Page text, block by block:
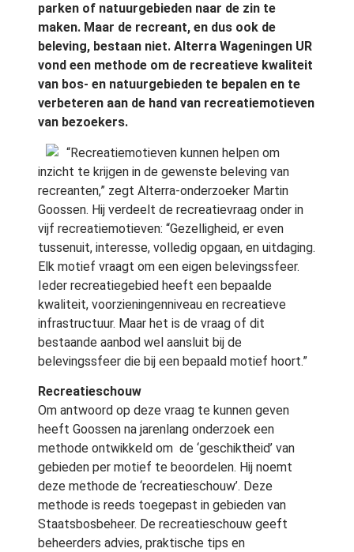
parken of natuurgebieden naar de zin te
maken. Maar de recreant, en dus ook de
beleving, bestaan niet. Alterra Wageningen UR
vond een methode om de recreatieve kwaliteit
van bos- en natuurgebieden te bepalen en te
verbeteren aan de hand van recreatiemotieven
van bezoekers.
“Recreatiemotieven kunnen helpen om
inzicht te krijgen in de gewenste beleving van
recreanten,” zegt Alterra-onderzoeker Martin
Goossen. Hij verdeelt de recreatievraag onder in
vijf recreatiemotieven: “Gezelligheid, er even
tussenuit, interesse, volledig opgaan, en uitdaging.
Elk motief vraagt om een eigen belevingssfeer.
Ieder recreatiegebied heeft een bepaalde
kwaliteit, voorzieningenniveau en recreatieve
infrastructuur. Maar het is de vraag of dit
bestaande aanbod wel aansluit bij de
belevingssfeer die bij een bepaald motief hoort.”
Recreatieschouw
Om antwoord op deze vraag te kunnen geven
heeft Goossen na jarenlang onderzoek een
methode ontwikkeld om de ‘geschiktheid’ van
gebieden per motief te beoordelen. Hij noemt
deze methode de ‘recreatieschouw’. Deze
methode is reeds toegepast in gebieden van
Staatsbosbeheer. De recreatieschouw geeft
beheerders advies, praktische tips en